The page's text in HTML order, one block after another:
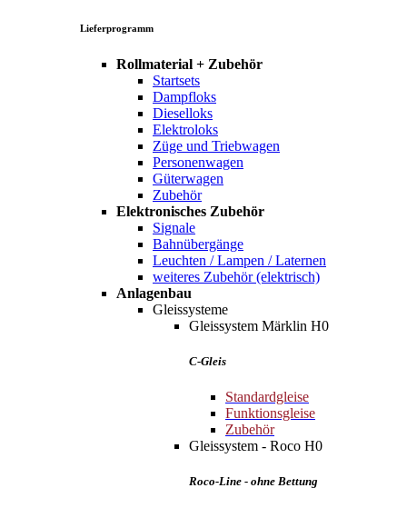
Lieferprogramm
Rollmaterial + Zubehör
Startsets
Dampfloks
Dieselloks
Elektroloks
Züge und Triebwagen
Personenwagen
Güterwagen
Zubehör
Elektronisches Zubehör
Signale
Bahnübergänge
Leuchten / Lampen / Laternen
weiteres Zubehör (elektrisch)
Anlagenbau
Gleissysteme
Gleissystem Märklin H0
C-Gleis
Standardgleise
Funktionsgleise
Zubehör
Gleissystem - Roco H0
Roco-Line - ohne Bettung